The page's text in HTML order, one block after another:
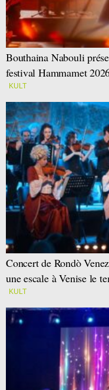
Bouthaina Nabouli
festival Hammamet
KULT
Concert de Rondò
une escale à Venise le
KULT